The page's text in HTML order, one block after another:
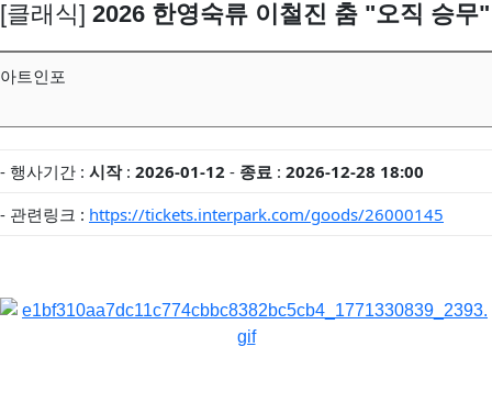
[클래식] 2026 한영숙류 이철진 춤 "오직 승무"
아트인포
- 행사기간 : 시작: 2026-01-12 - 종료 : 2026-12-28 18:00
- 관련링크 : https://tickets.interpark.com/goods/26000145